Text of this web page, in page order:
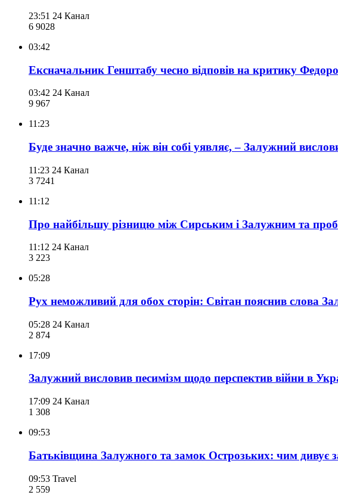
23:51 24 Канал
6 9028
03:42
Ексначальник Генштабу чесно відповів на критику
03:42 24 Канал
9 967
11:23
Буде значно важче, ніж він собі уявляє, – Залужний
11:23 24 Канал
3 7241
11:12
Про найбільшу різницю між Сирським і Залужним та
11:12 24 Канал
3 223
05:28
Рух неможливий для обох сторін: Світан пояснив слова
05:28 24 Канал
2 874
17:09
Залужний висловив песимізм щодо перспектив війни в
17:09 24 Канал
1 308
09:53
Батьківщина Залужного та замок Острозьких: чим дивує
09:53 Travel
2 559